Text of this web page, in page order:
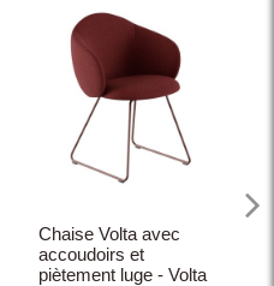
Chaise Volta avec
accoudoirs et
piètement luge - Volta